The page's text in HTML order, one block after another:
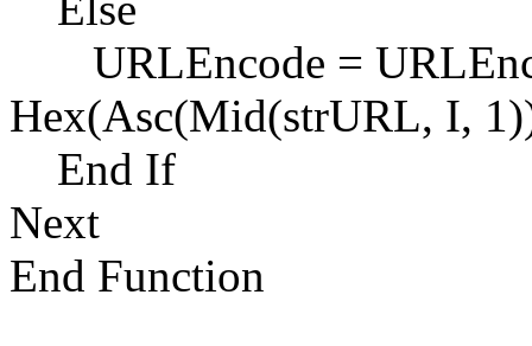
URLEncode =
Hex(Asc(Mid(strURL, I,
End If
Next
End Function